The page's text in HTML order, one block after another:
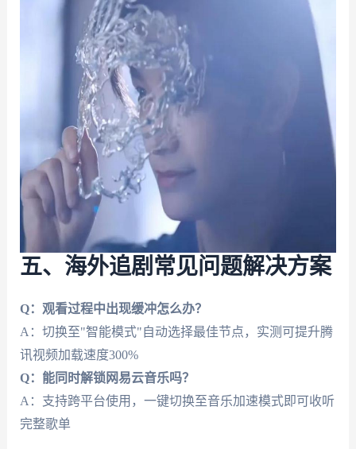
五、海外追剧常见问题解决方案
Q：观看过程中出现缓冲怎么办？
A：切换至"智能模式"自动选择最佳节点，实测可提升腾
讯视频加载速度300%
Q：能同时解锁网易云音乐吗？
A：支持跨平台使用，一键切换至音乐加速模式即可收听
完整歌单